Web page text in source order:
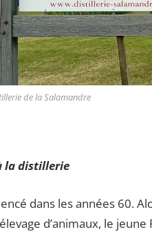
de la Salamandre
la distillerie
dans les années 60.
d’animaux, le